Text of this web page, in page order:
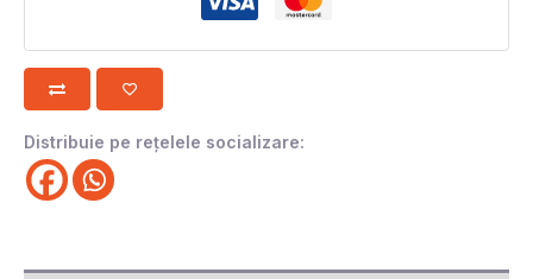
Distribuie pe rețelele socializare: